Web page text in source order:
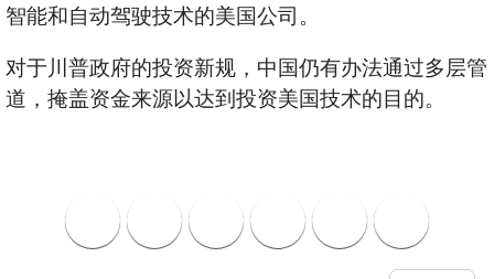
智能和自动驾驶技术的美国公司。
对于川普政府的投资新规，中国仍有办法通过多层管
道，掩盖资金来源以达到投资美国技术的目的。